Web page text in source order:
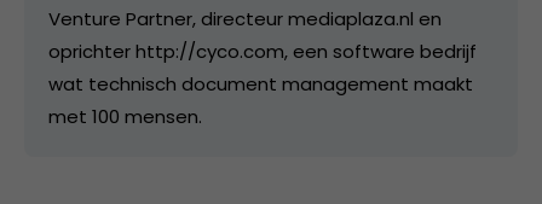
Venture Partner, directeur mediaplaza.nl en
oprichter http://cyco.com, een software bedrijf
wat technisch document management maakt
met 100 mensen.